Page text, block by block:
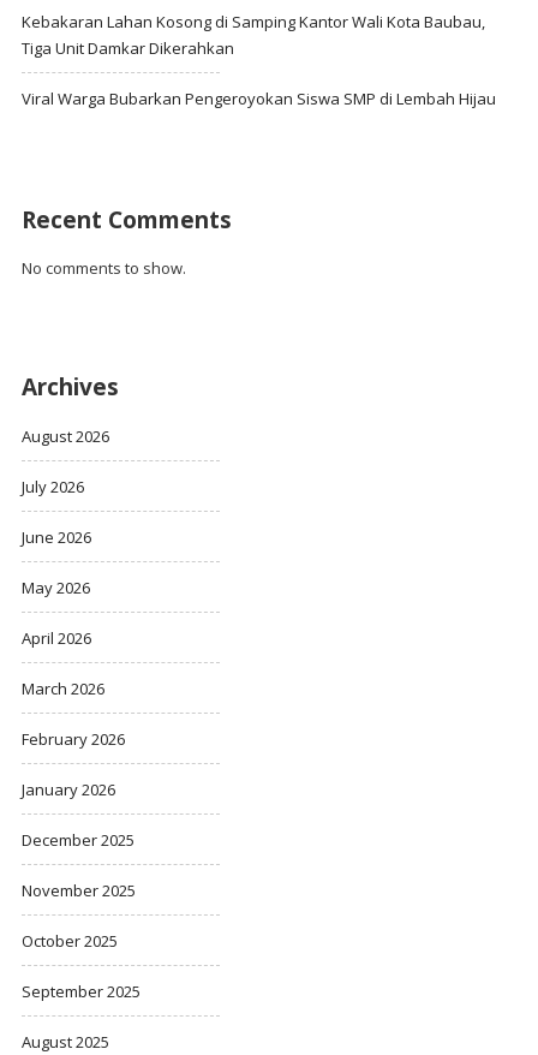
Kebakaran Lahan Kosong di Samping Kantor Wali Kota Baubau,
Tiga Unit Damkar Dikerahkan
Viral Warga Bubarkan Pengeroyokan Siswa SMP di Lembah Hijau
Recent Comments
No comments to show.
Archives
August 2026
July 2026
June 2026
May 2026
April 2026
March 2026
February 2026
January 2026
December 2025
November 2025
October 2025
September 2025
August 2025